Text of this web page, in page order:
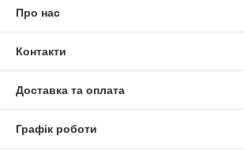
Про нас
Контакти
Доставка та оплата
Графік роботи